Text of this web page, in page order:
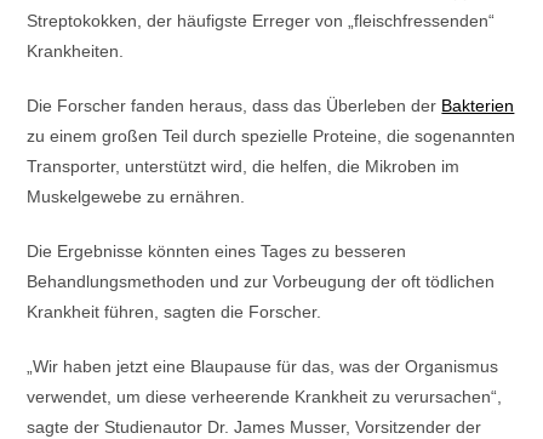
Streptokokken, der häufigste Erreger von „fleischfressenden“
Krankheiten.
Die Forscher fanden heraus, dass das Überleben der Bakterien
zu einem großen Teil durch spezielle Proteine, die sogenannten
Transporter, unterstützt wird, die helfen, die Mikroben im
Muskelgewebe zu ernähren.
Die Ergebnisse könnten eines Tages zu besseren
Behandlungsmethoden und zur Vorbeugung der oft tödlichen
Krankheit führen, sagten die Forscher.
„Wir haben jetzt eine Blaupause für das, was der Organismus
verwendet, um diese verheerende Krankheit zu verursachen“,
sagte der Studienautor Dr. James Musser, Vorsitzender der